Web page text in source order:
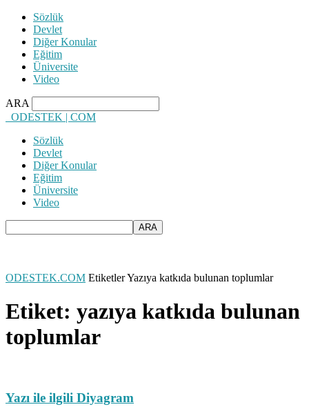
Sözlük
Devlet
Diğer Konular
Eğitim
Üniversite
Video
ARA
ODESTEK | COM
Sözlük
Devlet
Diğer Konular
Eğitim
Üniversite
Video
ODESTEK.COM EtiketlerYazıya katkıda bulunan toplumlar
Etiket: yazıya katkıda bulunan
toplumlar
Yazı ile ilgili Diyagram